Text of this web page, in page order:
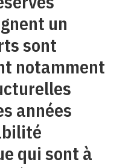
un
sont
notamment
années
qui sont à